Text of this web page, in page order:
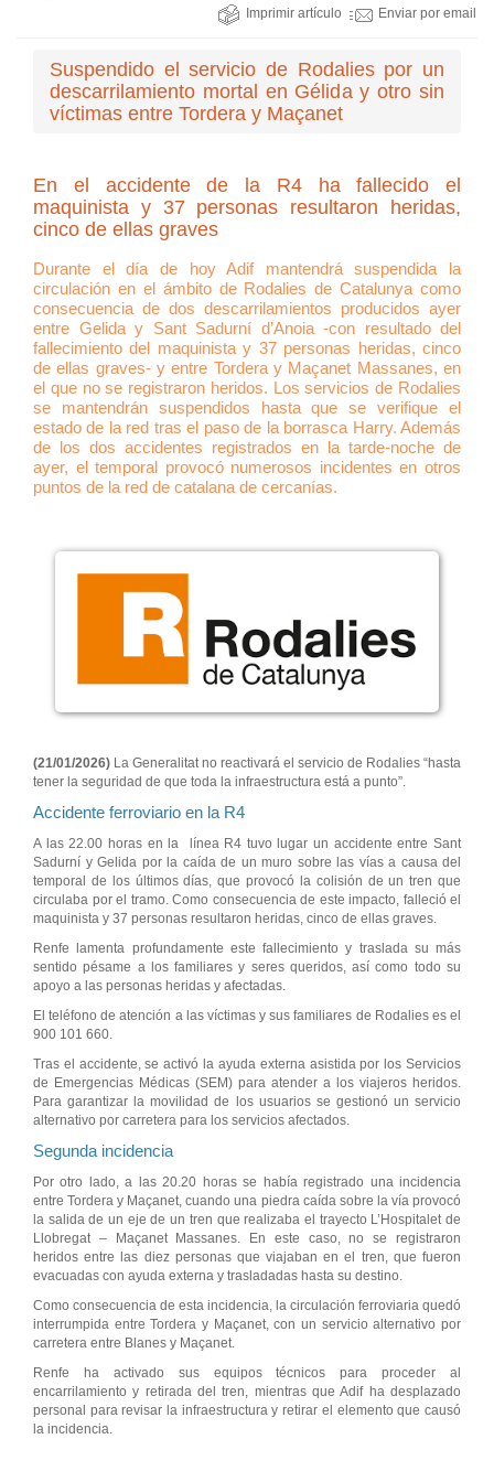
Imprimir artículo Enviar por email
Suspendido el servicio de Rodalies por un
descarrilamiento mortal en Gélida y otro sin
víctimas entre Tordera y Maçanet
En el accidente de la R4 ha fallecido el
maquinista y 37 personas resultaron heridas,
cinco de ellas graves
Durante el día de hoy Adif mantendrá suspendida la
circulación en el ámbito de Rodalies de Catalunya como
consecuencia de dos descarrilamientos producidos ayer
entre Gelida y Sant Sadurní d’Anoia -con resultado del
fallecimiento del maquinista y 37 personas heridas, cinco
de ellas graves- y entre Tordera y Maçanet Massanes, en
el que no se registraron heridos. Los servicios de Rodalies
se mantendrán suspendidos hasta que se verifique el
estado de la red tras el paso de la borrasca Harry. Además
de los dos accidentes registrados en la tarde-noche de
ayer, el temporal provocó numerosos incidentes en otros
puntos de la red de catalana de cercanías.
(21/01/2026) La Generalitat no reactivará el servicio de Rodalies “hasta
tener la seguridad de que toda la infraestructura está a punto”.
Accidente ferroviario en la R4
A las 22.00 horas en la
línea R4 tuvo lugar un accidente entre Sant
Sadurní y Gelida por la caída de un muro sobre las vías a causa del
temporal de los últimos días, que provocó la colisión de un tren que
circulaba por el tramo. Como consecuencia de este impacto, falleció el
maquinista y 37 personas resultaron heridas, cinco de ellas graves.
Renfe lamenta profundamente este fallecimiento y traslada su más
sentido pésame a los familiares y seres queridos, así como todo su
apoyo a las personas heridas y afectadas.
El teléfono de atención a las víctimas y sus familiares de Rodalies es el
900 101 660.
Tras el accidente, se activó la ayuda externa asistida por los Servicios
de Emergencias Médicas (SEM) para atender a los viajeros heridos.
Para garantizar la movilidad de los usuarios se gestionó un servicio
alternativo por carretera para los servicios afectados.
Segunda incidencia
Por otro lado, a las 20.20 horas se había registrado una incidencia
entre Tordera y Maçanet, cuando una piedra caída sobre la vía provocó
la salida de un eje de un tren que realizaba el trayecto L’Hospitalet de
Llobregat – Maçanet Massanes. En este caso, no se registraron
heridos entre las diez personas que viajaban en el tren, que fueron
evacuadas con ayuda externa y trasladadas hasta su destino.
Como consecuencia de esta incidencia, la circulación ferroviaria quedó
interrumpida entre Tordera y Maçanet, con un servicio alternativo por
carretera entre Blanes y Maçanet.
Renfe ha activado sus equipos técnicos para proceder al
encarrilamiento y retirada del tren, mientras que Adif ha desplazado
personal para revisar la infraestructura y retirar el elemento que causó
la incidencia.